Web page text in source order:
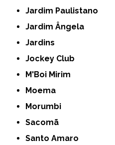
Jardim Paulistano
Jardim Ângela
Jardins
Jockey Club
M'Boi Mirim
Moema
Morumbi
Sacomã
Santo Amaro